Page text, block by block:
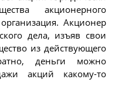
акционерного
Акционер
дела, изъяв свои
из действующего
деньги можно
акций какому-то